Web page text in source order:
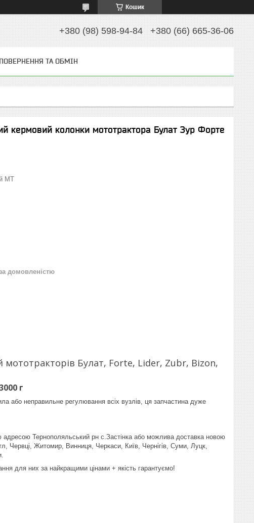
Кошик
+380 (98) 598-94-84 +380 (66) 665-36-06
ПОВЕРНЕННЯ ТА ОБМІН
кермовий колонки мототрактора Булат Зур Форте
МТ
домовленістю
Булат, Forte, Lider, Zubr, Bizon,
г
або неправильне регулювання всіх вузлів, ця запчастина дуже
Тернополяльський рн с.Застінка або можлива доставка новою
Червці, Житомир, Винниця, Черкаси, Київ, Чернігів, Суми, Луцк,
для них за найкращими цінами + якість гарантуємо!